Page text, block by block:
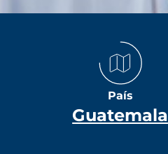
País
Guatemala